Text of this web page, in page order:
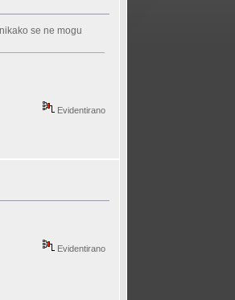
se ne mogu
Evidentirano
Evidentirano